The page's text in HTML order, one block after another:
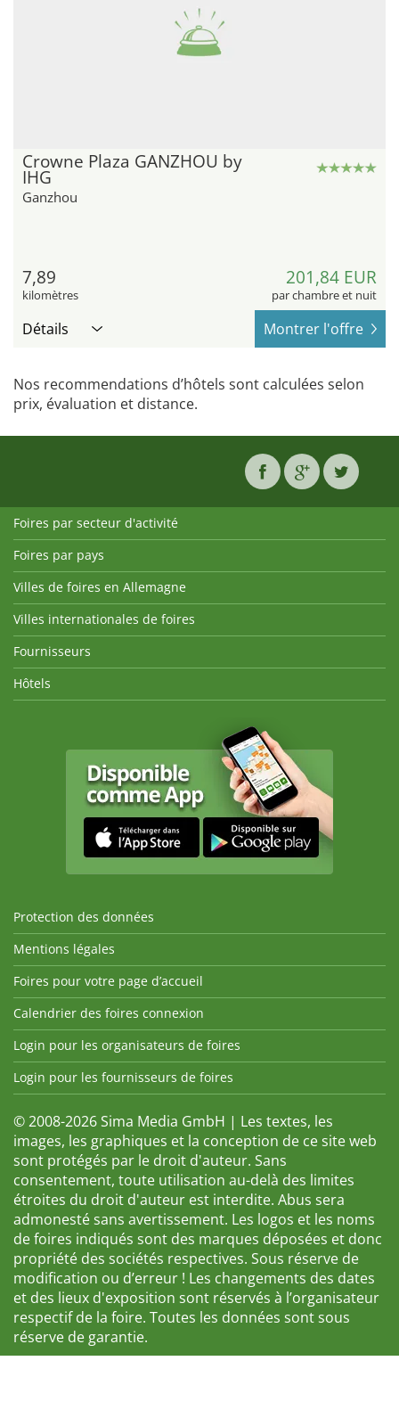
Crowne Plaza GANZHOU by
IHG
Ganzhou
7,89
kilomètres
201,84 EUR
par chambre et nuit
Détails Montrer l'offre
Nos recommendations d’hôtels sont calculées selon
prix, évaluation et distance.
Foires par secteur d'activité
Foires par pays
Villes de foires en Allemagne
Villes internationales de foires
Fournisseurs
Hôtels
Protection des données
Mentions légales
Foires pour votre page d’accueil
Calendrier des foires connexion
Login pour les organisateurs de foires
Login pour les fournisseurs de foires
© 2008-2026 Sima Media GmbH | Les textes, les
images, les graphiques et la conception de ce site web
sont protégés par le droit d'auteur. Sans
consentement, toute utilisation au-delà des limites
étroites du droit d'auteur est interdite. Abus sera
admonesté sans avertissement. Les logos et les noms
de foires indiqués sont des marques déposées et donc
propriété des sociétés respectives. Sous réserve de
modification ou d’erreur ! Les changements des dates
et des lieux d'exposition sont réservés à l’organisateur
respectif de la foire. Toutes les données sont sous
réserve de garantie.